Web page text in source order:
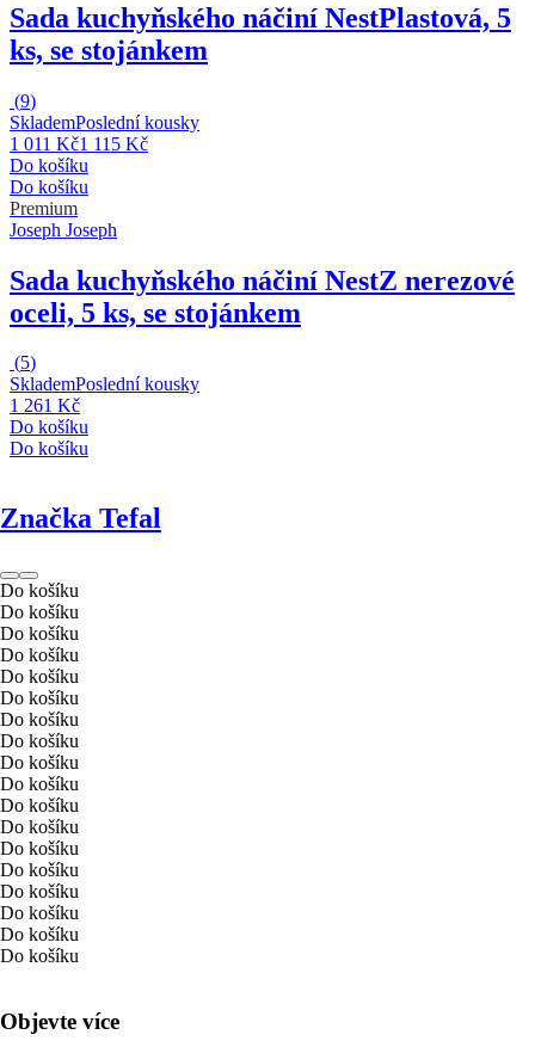
Sada kuchyňského náčiní NestPlastová, 5
ks, se stojánkem
(9)
SklademPoslední kousky
1 011 Kč1 115 Kč
Do košíku
Do košíku
Premium
Joseph Joseph
Sada kuchyňského náčiní NestZ nerezové
oceli, 5 ks, se stojánkem
(5)
SklademPoslední kousky
1 261 Kč
Do košíku
Do košíku
Značka Tefal
Do košíku
Do košíku
Do košíku
Do košíku
Do košíku
Do košíku
Do košíku
Do košíku
Do košíku
Do košíku
Do košíku
Do košíku
Do košíku
Do košíku
Do košíku
Do košíku
Do košíku
Do košíku
Objevte více